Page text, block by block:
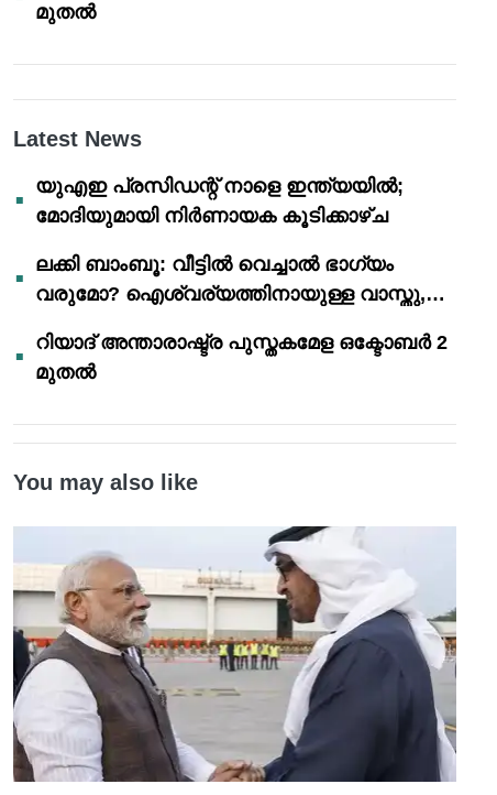
മുതൽ
Latest News
യുഎഇ പ്രസിഡന്റ് നാളെ ഇന്ത്യയിൽ;
മോദിയുമായി നിർണായക കൂടിക്കാഴ്ച
ലക്കി ബാംബൂ: വീട്ടിൽ വെച്ചാൽ ഭാഗ്യം
വരുമോ? ഐശ്വര്യത്തിനായുള്ള വാസ്തു,
റിയാദ് അന്താരാഷ്ട്ര പുസ്തകമേള ഒക്ടോബർ 2
മുതൽ
You may also like